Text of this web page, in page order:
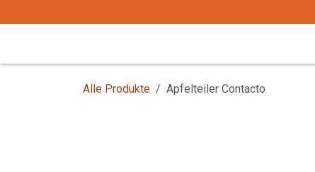
Alle Produkte Apfelteiler Contacto